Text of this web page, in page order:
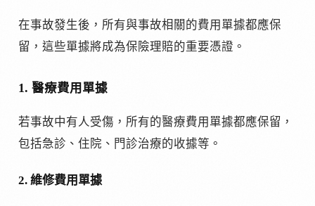
在事故發生後，所有與事故相關的費用單據都應保
留，這些單據將成為保險理賠的重要憑證。
1. 醫療費用單據
若事故中有人受傷，所有的醫療費用單據都應保留，
包括急診、住院、門診治療的收據等。
2. 維修費用單據